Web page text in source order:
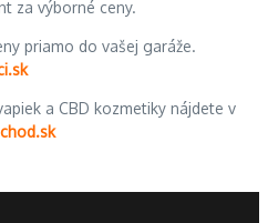
za výborné ceny.
priamo do vašej garáže.
a CBD kozmetiky nájdete v